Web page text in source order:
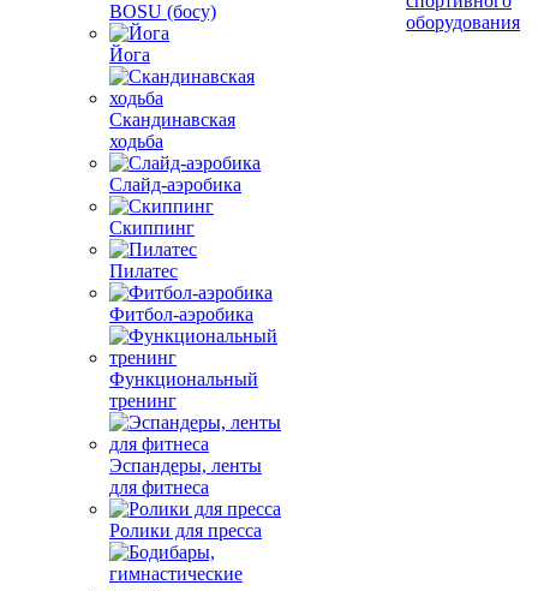
BOSU (босу)
Йога
Скандинавская
ходьба
Слайд-аэробика
Скиппинг
Пилатес
Фитбол-аэробика
Функциональный
тренинг
Эспандеры, ленты
для фитнеса
Ролики для пресса
оборудования